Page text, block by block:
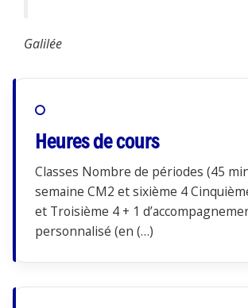
Galilée
Heures de cours
Classes Nombre de périodes (45
semaine CM2 et sixième 4
et Troisième 4 + 1
personnalisé (en (…)